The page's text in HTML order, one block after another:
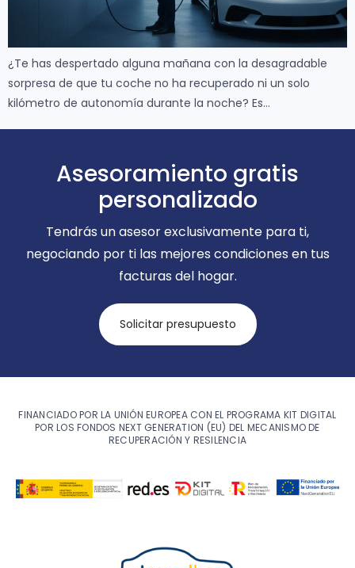
¿Te has despertado alguna mañana con la desagradable
sorpresa de que tu coche no ha recuperado ni un solo
kilómetro de autonomía durante la noche? Es…
Asesoramiento gratis
personalizado
Tendrás un asesor exclusivamente para ti,
negociando por ti las mejores condiciones en tus
facturas del hogar.
Solicitar presupuesto
FINANCIADO POR LA UNIÓN EUROPEA CON EL PROGRAMA KIT DIGITAL
POR LOS FONDOS NEXT GENERATION (EU) DEL MECANISMO DE
RECUPERACIÓN Y RESILENCIA